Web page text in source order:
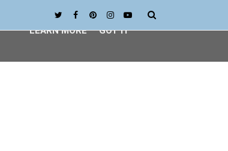
LEARN MORE GOT IT